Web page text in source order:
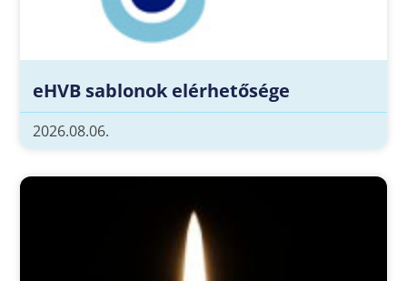
eHVB sablonok elérhetősége
2026.08.06.